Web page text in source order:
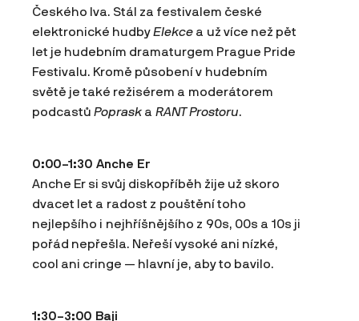
Českého lva. Stál za festivalem české
elektronické hudbyElekce a už více než pět
let je hudebním dramaturgem Prague Pride
Festivalu. Kromě působení v hudebním
světě je také režisérem a moderátorem
podcastů Poprask a RANTProstoru.
0:00–1:30 Anche Er
Anche Er si svůj diskopříběh žije už skoro
dvacet let a radost z pouštění toho
nejlepšího i nejhříšnějšího z 90s, 00s a 10s ji
pořád nepřešla. Neřeší vysoké ani nízké,
cool ani cringe — hlavní je, aby to bavilo.
1:30–3:00 Baji